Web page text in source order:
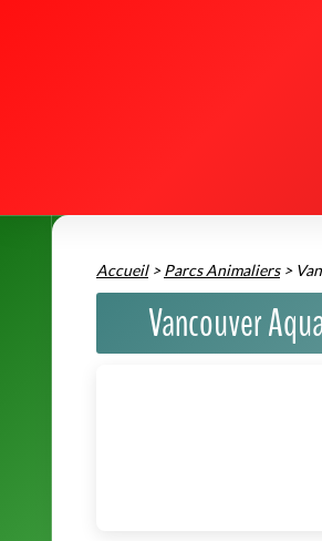
Accueil>Parcs Animaliers>
Vancouver